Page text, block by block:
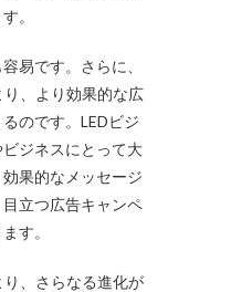
。
易です。さらに、
、より効果的な広
のです。LEDビジ
ジネスにとって大
果的なメッセージ
立つ広告キャンペ
す。
、さらなる進化が